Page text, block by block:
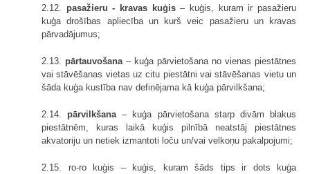
2.12. pasažieru - kravas kuģis– kuģis, kuram ir pasažieru
kuģa drošības apliecība un kurš veic pasažieru un kravas
pārvadājumus;
2.13. pārtauvošana– kuģa pārvietošana no vienas piestātnes
vai stāvēšanas vietas uz citu piestātni vai stāvēšanas vietu un
šāda kuģa kustība nav definējama kā kuģa pārvilkšana;
2.14. pārvilkšana– kuģa pārvietošana starp divām blakus
piestātnēm, kuras laikā kuģis pilnībā neatstāj piestātnes
akvatoriju un netiek izmantoti loču un/vai velkoņu pakalpojumi;
2.15. ro-ro kuģis – kuģis, kuram šāds tips ir dots kuģa